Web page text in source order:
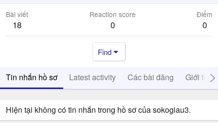
Bài viết
18
Reaction score
0
Điểm
0
Find
Tin nhắn hồ sơ Latest activity Các bài đăng Giới thiệu
Hiện tại không có tin nhắn trong hồ sơ của sokogiau3.